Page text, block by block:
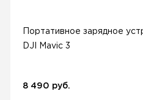
Портативное зарядное
DJI Mavic 3
8 490 руб.